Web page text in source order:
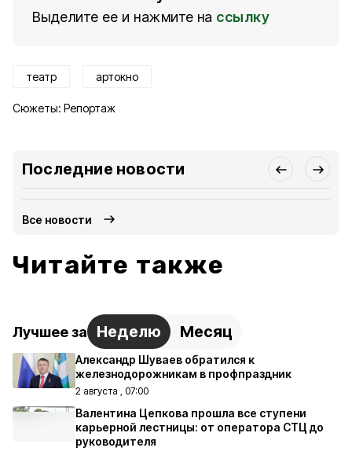
Выделите ее и нажмите на ссылку
театр артокно
Сюжеты: Репортаж
Последние новости
Все новости
Читайте также
Лучшее за Неделю Месяц
Александр Шуваев обратился к
железнодорожникам в профпраздник
2 августа , 07:00
Валентина Цепкова прошла все ступени
карьерной лестницы: от оператора СТЦ до
руководителя